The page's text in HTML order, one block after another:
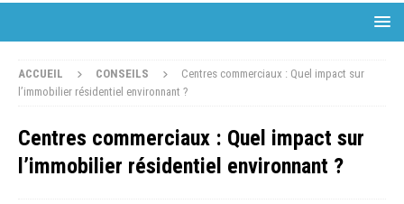
ACCUEIL CONSEILS
Centres commerciaux : Quel impact sur
l’immobilier résidentiel environnant ?
Centres commerciaux : Quel impact sur
l’immobilier résidentiel environnant ?